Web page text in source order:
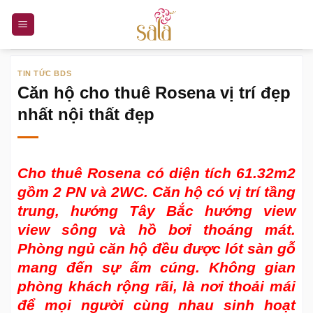
nội
TIN TỨC BDS
Căn hộ cho thuê Rosena vị trí đẹp
nhất nội thất đẹp
Cho thuê Rosena có diện tích 61.32m2
gồm 2 PN và 2WC. Căn hộ có vị trí tầng
trung, hướng Tây Bắc hướng view
view sông và hồ bơi thoáng mát.
Phòng ngủ căn hộ đều được lót sàn gỗ
mang đến sự ấm cúng. Không gian
phòng khách rộng rãi, là nơi thoải mái
để mọi người cùng nhau sinh hoạt